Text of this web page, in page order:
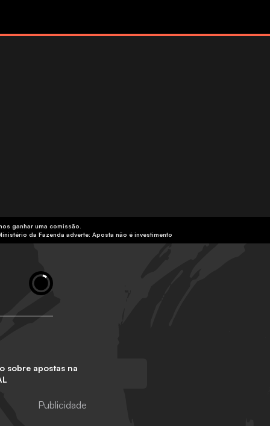
ganhar uma comissão.
da Fazenda adverte: Aposta não é investimento
sobre apostas na